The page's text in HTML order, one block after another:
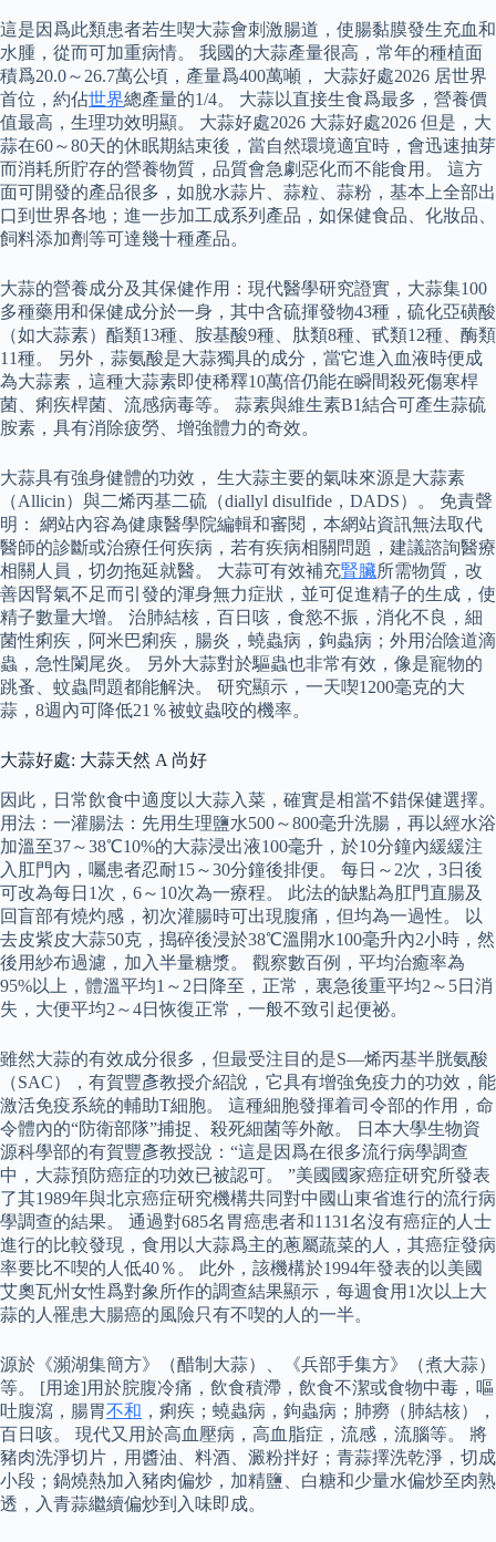
這是因爲此類患者若生喫大蒜會刺激腸道，使腸黏膜發生充血和
水腫，從而可加重病情。 我國的大蒜產量很高，常年的種植面
積爲20.0～26.7萬公頃，產量爲400萬噸， 大蒜好處2026 居世界
首位，約佔世界總產量的1/4。 大蒜以直接生食爲最多，營養價
值最高，生理功效明顯。 大蒜好處2026 大蒜好處2026 但是，大
蒜在60～80天的休眠期結束後，當自然環境適宜時，會迅速抽芽
而消耗所貯存的營養物質，品質會急劇惡化而不能食用。 這方
面可開發的產品很多，如脫水蒜片、蒜粒、蒜粉，基本上全部出
口到世界各地；進一步加工成系列產品，如保健食品、化妝品、
飼料添加劑等可達幾十種產品。
大蒜的營養成分及其保健作用：現代醫學研究證實，大蒜集100
多種藥用和保健成分於一身，其中含硫揮發物43種，硫化亞磺酸
（如大蒜素）酯類13種、胺基酸9種、肽類8種、甙類12種、酶類
11種。 另外，蒜氨酸是大蒜獨具的成分，當它進入血液時便成
為大蒜素，這種大蒜素即使稀釋10萬倍仍能在瞬間殺死傷寒桿
菌、痢疾桿菌、流感病毒等。 蒜素與維生素B1結合可產生蒜硫
胺素，具有消除疲勞、增強體力的奇效。
大蒜具有強身健體的功效， 生大蒜主要的氣味來源是大蒜素
（Allicin）與二烯丙基二硫（diallyl disulfide，DADS）。 免責聲
明： 網站內容為健康醫學院編輯和審閱，本網站資訊無法取代
醫師的診斷或治療任何疾病，若有疾病相關問題，建議諮詢醫療
相關人員，切勿拖延就醫。 大蒜可有效補充腎臟所需物質，改
善因腎氣不足而引發的渾身無力症狀，並可促進精子的生成，使
精子數量大增。 治肺結核，百日咳，食慾不振，消化不良，細
菌性痢疾，阿米巴痢疾，腸炎，蟯蟲病，鉤蟲病；外用治陰道滴
蟲，急性闌尾炎。 另外大蒜對於驅蟲也非常有效，像是寵物的
跳蚤、蚊蟲問題都能解決。 研究顯示，一天喫1200毫克的大
蒜，8週內可降低21％被蚊蟲咬的機率。
大蒜好處: 大蒜天然 A 尚好
因此，日常飲食中適度以大蒜入菜，確實是相當不錯保健選擇。
用法：一灌腸法：先用生理鹽水500～800毫升洗腸，再以經水浴
加溫至37～38℃10%的大蒜浸出液100毫升，於10分鐘內緩緩注
入肛門內，囑患者忍耐15～30分鐘後排便。 每日～2次，3日後
可改為每日1次，6～10次為一療程。 此法的缺點為肛門直腸及
回盲部有燒灼感，初次灌腸時可出現腹痛，但均為一過性。 以
去皮紫皮大蒜50克，搗碎後浸於38℃溫開水100毫升內2小時，然
後用紗布過濾，加入半量糖漿。 觀察數百例，平均治癒率為
95%以上，體溫平均1～2日降至，正常，裏急後重平均2～5日消
失，大便平均2～4日恢復正常，一般不致引起便祕。
雖然大蒜的有效成分很多，但最受注目的是S—烯丙基半胱氨酸
（SAC），有賀豐彥教授介紹說，它具有增強免疫力的功效，能
激活免疫系統的輔助T細胞。 這種細胞發揮着司令部的作用，命
令體內的“防衛部隊”捕捉、殺死細菌等外敵。 日本大學生物資
源科學部的有賀豐彥教授說：“這是因爲在很多流行病學調查
中，大蒜預防癌症的功效已被認可。 ”美國國家癌症研究所發表
了其1989年與北京癌症研究機構共同對中國山東省進行的流行病
學調查的結果。 通過對685名胃癌患者和1131名沒有癌症的人士
進行的比較發現，食用以大蒜爲主的蔥屬蔬菜的人，其癌症發病
率要比不喫的人低40％。 此外，該機構於1994年發表的以美國
艾奧瓦州女性爲對象所作的調查結果顯示，每週食用1次以上大
蒜的人罹患大腸癌的風險只有不喫的人的一半。
源於《瀕湖集簡方》（醋制大蒜）、《兵部手集方》（煮大蒜）
等。 [用途]用於脘腹冷痛，飲食積滯，飲食不潔或食物中毒，嘔
吐腹瀉，腸胃不和 ，痢疾；蟯蟲病，鉤蟲病；肺癆（肺結核），
百日咳。 現代又用於高血壓病，高血脂症，流感，流腦等。 將
豬肉洗淨切片，用醬油、料酒、澱粉拌好；青蒜擇洗乾淨，切成
小段；鍋燒熱加入豬肉偏炒，加精鹽、白糖和少量水偏炒至肉熟
透，入青蒜繼續偏炒到入味即成。